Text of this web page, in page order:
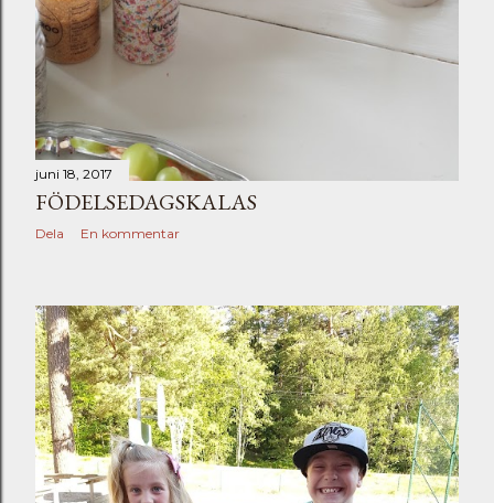
juni 18, 2017
FÖDELSEDAGSKALAS
Dela En kommentar